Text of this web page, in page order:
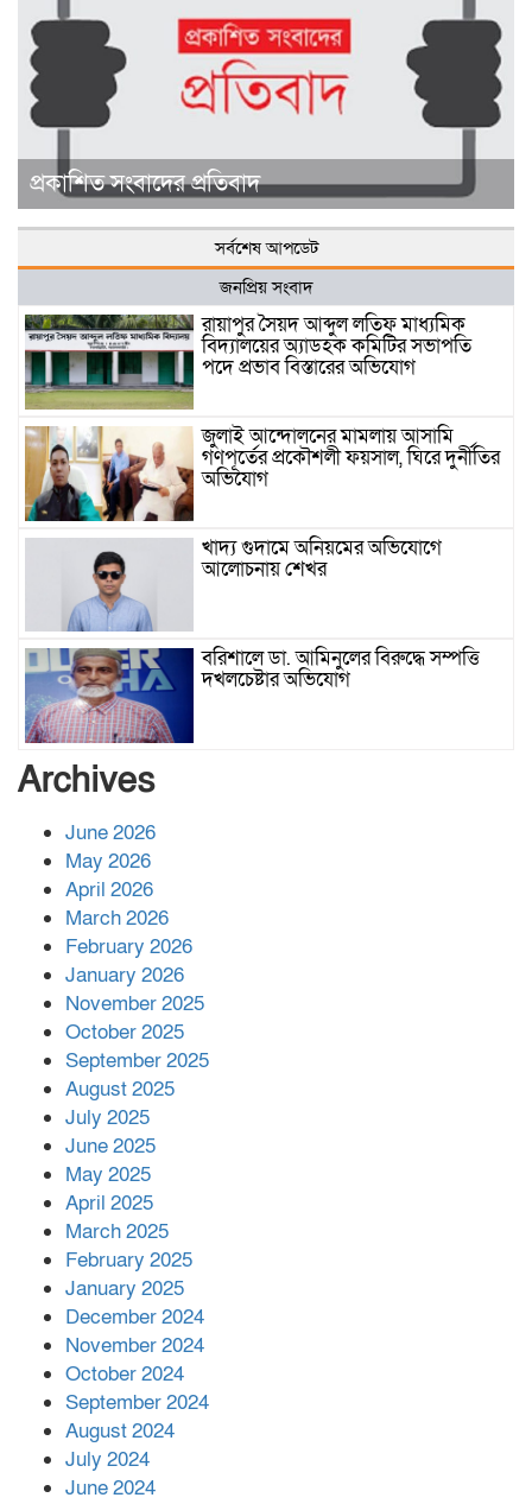
প্রকাশিত সংবাদের প্রতিবাদ
সর্বশেষ আপডেট
জনপ্রিয় সংবাদ
রায়াপুর সৈয়দ আব্দুল লতিফ মাধ্যমিক
বিদ্যালয়ের অ্যাডহক কমিটির সভাপতি
পদে প্রভাব বিস্তারের অভিযোগ
জুলাই আন্দোলনের মামলায় আসামি
গণপূর্তের প্রকৌশলী ফয়সাল, ঘিরে দুর্নীতির
অভিযোগ
খাদ্য গুদামে অনিয়মের অভিযোগে
আলোচনায় শেখর
বরিশালে ডা. আমিনুলের বিরুদ্ধে সম্পত্তি
দখলচেষ্টার অভিযোগ
নলছিটিতে শ্রমিকদলের অবৈধ কমিটি
প্রকাশের অভিযোগ
আহত ৪০
Archives
June 2026
May 2026
April 2026
March 2026
February 2026
January 2026
November 2025
October 2025
September 2025
August 2025
July 2025
June 2025
May 2025
April 2025
March 2025
February 2025
January 2025
December 2024
November 2024
October 2024
September 2024
August 2024
July 2024
June 2024